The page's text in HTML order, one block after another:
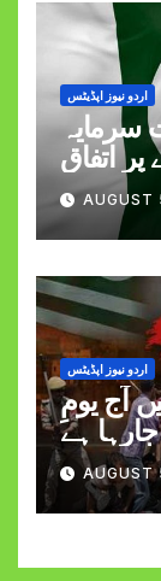
اردو نیوز اپڈیٹس
سرمایہ
پر اتفاق
اردو نیوز اپڈیٹس
آج یومِ
ہے